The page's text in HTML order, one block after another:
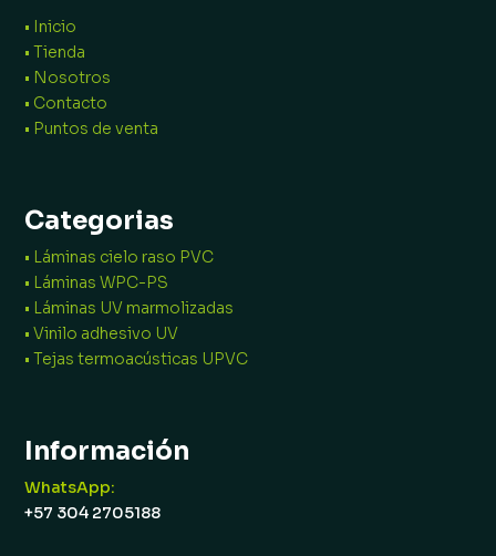
• Inicio
• Tienda
• Nosotros
• Contacto
• Puntos de venta
Categorias
• Láminas cielo raso PVC
• Láminas WPC-PS
• Láminas UV marmolizadas
• Vinilo adhesivo UV
• Tejas termoacústicas UPVC
Información
WhatsApp:
+57 304 2705188